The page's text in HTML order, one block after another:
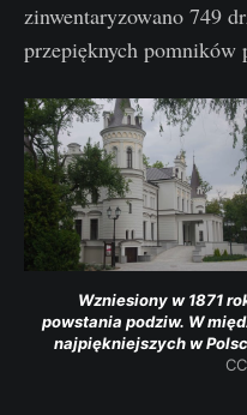
zinwentaryzowano 749
przepięknych pomników
Wzniesiony w 1871
powstania podziw. W
najpiękniejszych w